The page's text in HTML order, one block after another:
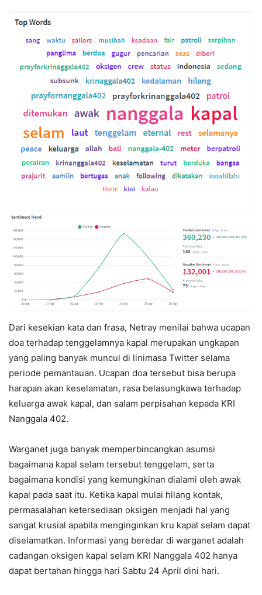
Dari kesekian kata dan frasa, Netray menilai bahwa ucapan
doa terhadap tenggelamnya kapal merupakan ungkapan
yang paling banyak muncul di linimasa Twitter selama
periode pemantauan. Ucapan doa tersebut bisa berupa
harapan akan keselamatan, rasa belasungkawa terhadap
keluarga awak kapal, dan salam perpisahan kepada KRI
Nanggala 402.
Warganet juga banyak memperbincangkan asumsi
bagaimana kapal selam tersebut tenggelam, serta
bagaimana kondisi yang kemungkinan dialami oleh awak
kapal pada saat itu. Ketika kapal mulai hilang kontak,
permasalahan ketersediaan oksigen menjadi hal yang
sangat krusial apabila menginginkan kru kapal selam dapat
diselamatkan. Informasi yang beredar di warganet adalah
cadangan oksigen kapal selam KRI Nanggala 402 hanya
dapat bertahan hingga hari Sabtu 24 April dini hari.